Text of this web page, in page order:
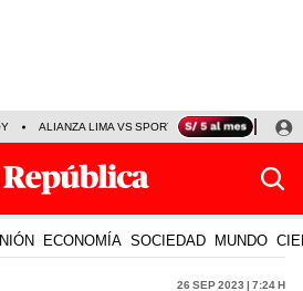
ALIANZA LIMA VS SPORT BOYS JORGE
ECONOMÍA SOCIEDAD MUNDO
26 Sep 2023 | 7:24 h